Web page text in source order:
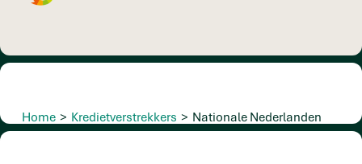
Home > Kredietverstrekkers > Nationale Nederlanden